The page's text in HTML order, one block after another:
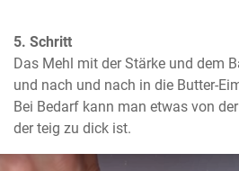
5. Schritt
Das Mehl mit der Stärke und dem
und nach und nach in die Butter-
Bei Bedarf kann man etwas von
der teig zu dick ist.